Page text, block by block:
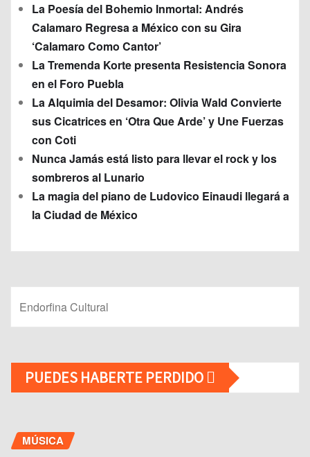
La Poesía del Bohemio Inmortal: Andrés
Calamaro Regresa a México con su Gira
‘Calamaro Como Cantor’
La Tremenda Korte presenta Resistencia Sonora
en el Foro Puebla
La Alquimia del Desamor: Olivia Wald Convierte
sus Cicatrices en ‘Otra Que Arde’ y Une Fuerzas
con Coti
Nunca Jamás está listo para llevar el rock y los
sombreros al Lunario
La magia del piano de Ludovico Einaudi llegará a
la Ciudad de México
Endorfina Cultural
PUEDES HABERTE PERDIDO
MÚSICA